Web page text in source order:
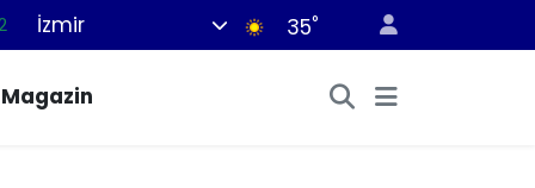
İzmir 35°
Magazin